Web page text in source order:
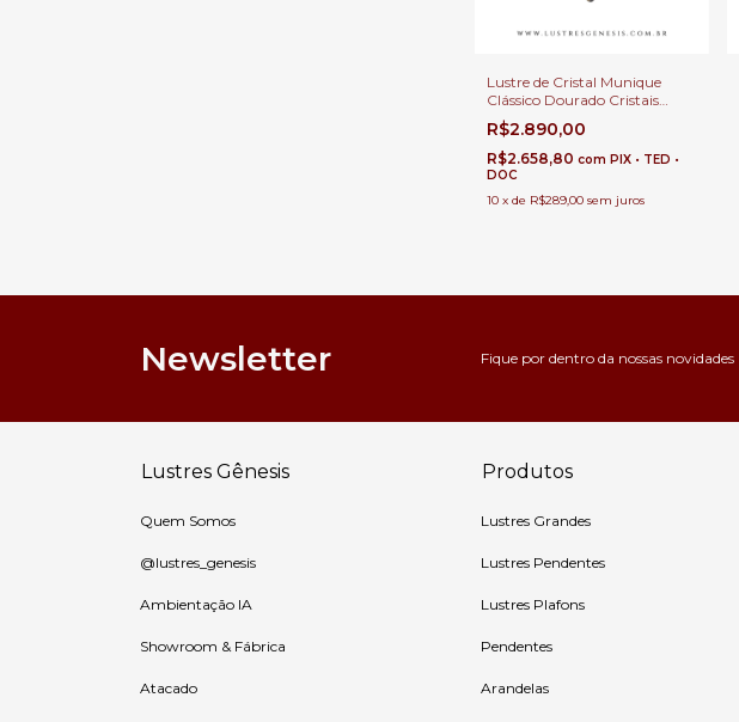
Lustre de Cristal Munique
Clássico Dourado Cristais
Transparente 12 Braços para
Casas com Pé Direito Duplo e
Buffet - Sindora • DCD00479-
12
R$2.890,00
R$2.658,80 com PIX • TED •
DOC
10 x de R$289,00 sem juros
Newsletter Fique por dentro da nossas novidades
Lustres Gênesis
Quem Somos
@lustres_genesis
Ambientação IA
Showroom & Fábrica
Atacado
Produtos
Lustres Grandes
Lustres Pendentes
Lustres Plafons
Pendentes
Arandelas